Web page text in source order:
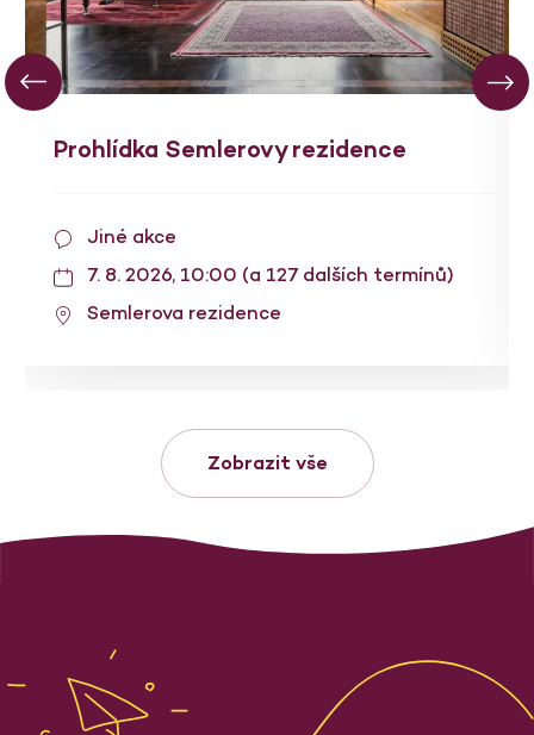
Prohlídka Semlerovy rezidence
Jiné akce
7. 8. 2026, 10:00 (a 127 dalších termínů)
Semlerova rezidence
Zobrazit vše